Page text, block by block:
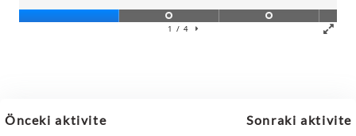
Önceki aktivite Sonraki aktivite